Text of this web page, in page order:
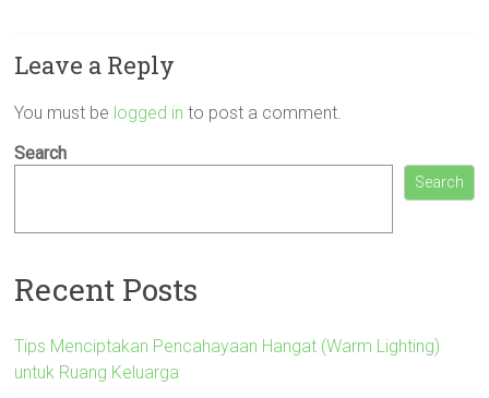
Leave a Reply
You must be logged in to post a comment.
Search
Search
Recent Posts
Tips Menciptakan Pencahayaan Hangat (Warm Lighting)
untuk Ruang Keluarga